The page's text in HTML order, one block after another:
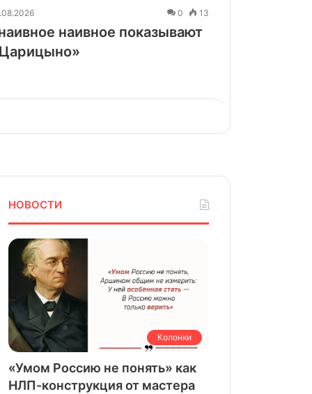
Русское искусство в
ростовском саду: выставка
«Митрополичье варенье»
0 13
наивное показывают
НОВОСТИ
Колонки
«Умом Россию не понять» как
НЛП-конструкция от мастера